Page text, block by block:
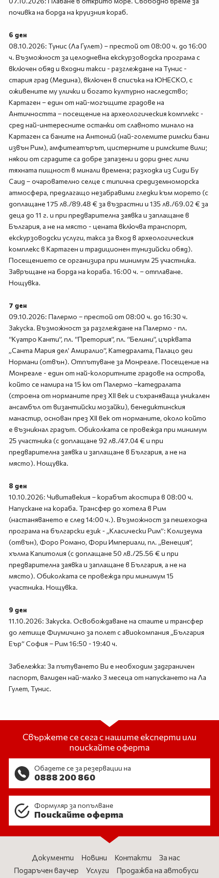
почивка на борда на круизния кораб.
6 ден
08.10.2026: Тунис (Ла Гулет) – престой от 08:00 ч. до 16:00
ч. Възможност за целодневна екскурзоводска програма с
включен обяд и входни такси - разглеждане на Тунис -
стария град (Медина), включен в списъка на ЮНЕСКО, с
оживените му улички и богато културно наследство;
Картаген – един от най-могъщите градове на
Античността – посещение на археологическия комплекс -
сред най-интересните останки от славното минало на
Картаген са баните на Антоний (най-големите римски бани
извън Рим), амфитеатърът, цистерните и римските вили;
някои от сградите са добре запазени и дори днес личи
тяхната пищност в минали времена; разходка из Сиди Бу
Саид – очарователно селце с типична средиземноморска
атмосфера, предлагащо незабравими гледки към морето (с
доплащане 175 лв./89.48 € за възрастни и 135 лв./69.02 € за
деца до 11 г. и при предварителна заявка и заплащане в
България, а не на място - цената включва транспорт,
екскурзоводски услуги, такса за вход в археологическия
комплекс в Картаген и традиционен тунизийски обяд).
Посещението се организира при минимум 25 участника.
Завръщане на борда на кораба. 16:00 ч. – отплаване.
Нощувка.
7 ден
09.10.2026: Палермо – престой от 08:00 ч. до 16:30 ч.
Закуска. Възможност за разглеждане на Палермо - пл.
“Куатро Канти”, пл. “Претория”, пл. “Белини”, църквата
„Санта Мария дел’ Амиралио”, Катедралата, Палацо деи
Нормани (отвън). Отпътуване за Монреале. Посещение на
Монреале - един от най-колоритните градове на острова,
който се намира на 15 км от Палермо –катедралата
(строена от норманите през XII век и съхраняваща уникален
ансамбъл от византийски мозайки), бенедиктинския
манастир, основан през XII век от норманите, около който
е възникнал градът. Обиколката се провежда при минимум
25 участника (с доплащане 92 лв./47.04 € и при
предварителна заявка и заплащане в България, а не на
място). Нощувка.
8 ден
10.10.2026: Чивитавекия – корабът акостира в 08:00 ч.
Напускане на кораба. Трансфер до хотела в Рим
(настаняването е след 14:00 ч.). Възможност за пешеходна
програма на български език - „Класически Рим”: Колизеума
(отвън), Форо Романо, Фори Империали, пл. „Венеция”,
хълма Капитолия (с доплащане 50 лв./25.56 € и при
предварителна заявка и заплащане в България, а не на
място). Обиколката се провежда при минимум 15
участника. Нощувка.
9 ден
11.10.2026: Закуска. Освобождаване на стаите и трансфер
до летище Фиумичино за полет с авиокомпания „България
Еър“ София – Рим 16:50 - 19:40 ч.
Забележка: За пътуването Ви е необходим задграничен
паспорт, валиден най-малко 3 месеца от напускането на Ла
Гулет, Тунис.
Свържете се сега с нашите експерти или
поискайте оферта
Обадете се за резервации на
0888 200 860
Формуляр за попълване
Поискайте оферта
Документи Новини Контакти
За нас
Подаръчен ваучер
Услуги
Продажба на автобуси